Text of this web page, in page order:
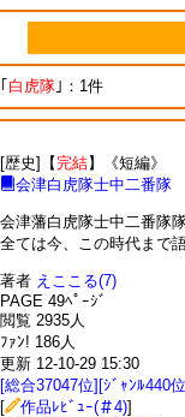
｢ 白虎隊 ｣：1件
[歴史]【完結】《短編》
会津白虎隊士中二番隊
会津藩白虎隊士中二番隊
全ては今、この時代まで
著者 えここる(7)
PAGE 49ﾍﾟｰｼﾞ
閲覧 2935人
ﾌｧﾝ! 186人
更新 12-10-29 15:30
[総合37047位][ｼﾞｬﾝﾙ440
[
作品ﾚﾋﾞｭｰ(＃4)]